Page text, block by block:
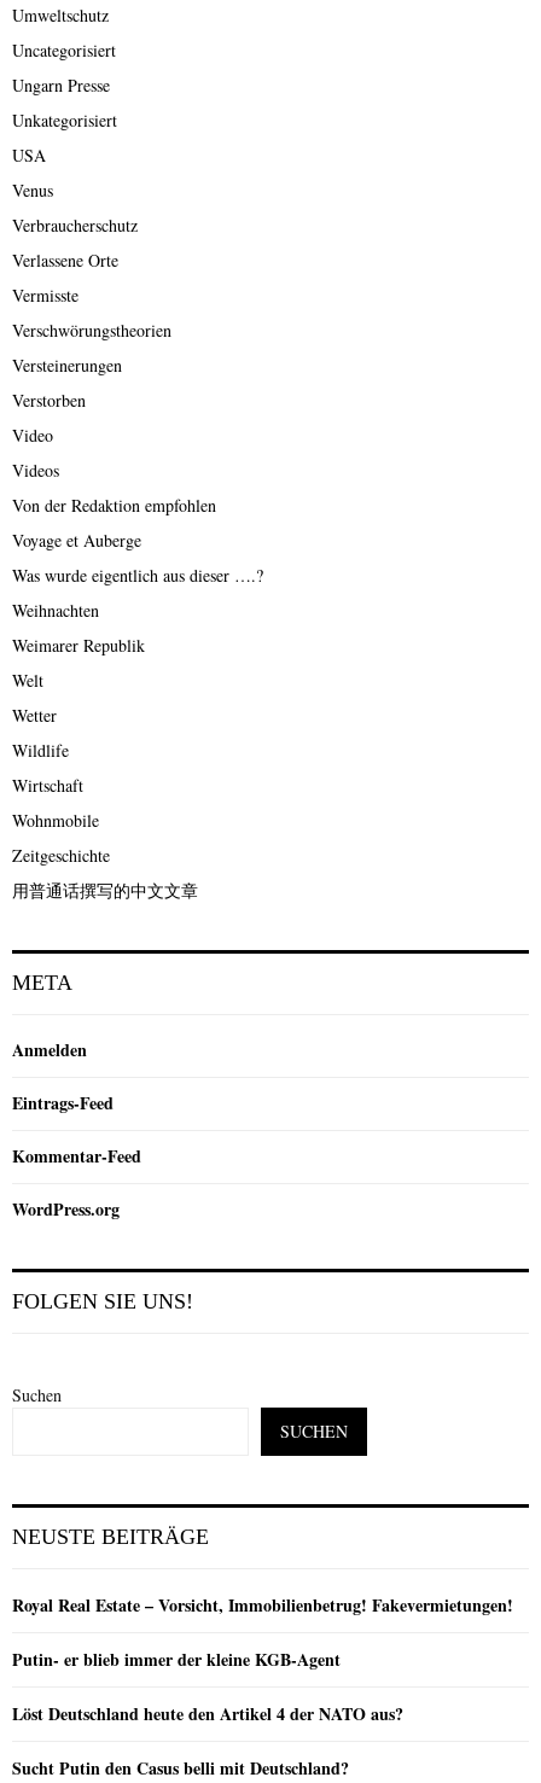
Umweltschutz
Uncategorisiert
Ungarn Presse
Unkategorisiert
USA
Venus
Verbraucherschutz
Verlassene Orte
Vermisste
Verschwörungstheorien
Versteinerungen
Verstorben
Video
Videos
Von der Redaktion empfohlen
Voyage et Auberge
Was wurde eigentlich aus dieser ….?
Weihnachten
Weimarer Republik
Welt
Wetter
Wildlife
Wirtschaft
Wohnmobile
Zeitgeschichte
用普通话撰写的中文文章
META
Anmelden
Eintrags-Feed
Kommentar-Feed
WordPress.org
FOLGEN SIE UNS!
Suchen
SUCHEN
NEUSTE BEITRÄGE
Royal Real Estate – Vorsicht, Immobilienbetrug! Fakevermietungen!
Putin- er blieb immer der kleine KGB-Agent
Löst Deutschland heute den Artikel 4 der NATO aus?
Sucht Putin den Casus belli mit Deutschland?